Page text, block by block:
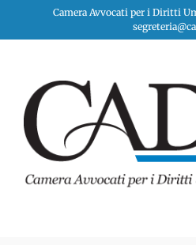
Camera Avvocati per i Diritti